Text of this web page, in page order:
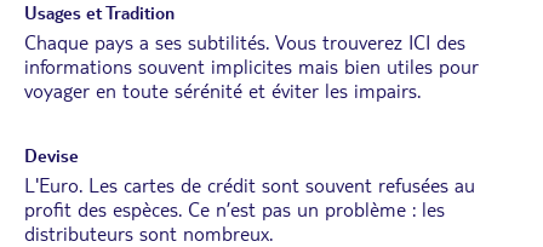
Usages et Tradition
Chaque pays a ses subtilités. Vous trouverez ICI des
informations souvent implicites mais bien utiles pour
voyager en toute sérénité et éviter les impairs.
Devise
L'Euro. Les cartes de crédit sont souvent refusées au
profit des espèces. Ce n’est pas un problème : les
distributeurs sont nombreux.